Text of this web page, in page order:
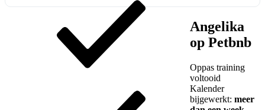
Angelika
op Petbnb
Oppas training
voltooid
Kalender
bijgewerkt: meer